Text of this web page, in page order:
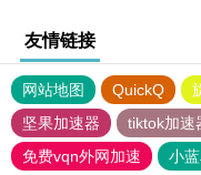
友情链接
网站地图 QuickQ
坚果加速器
tiktok加速
免费vqn外网加速
小